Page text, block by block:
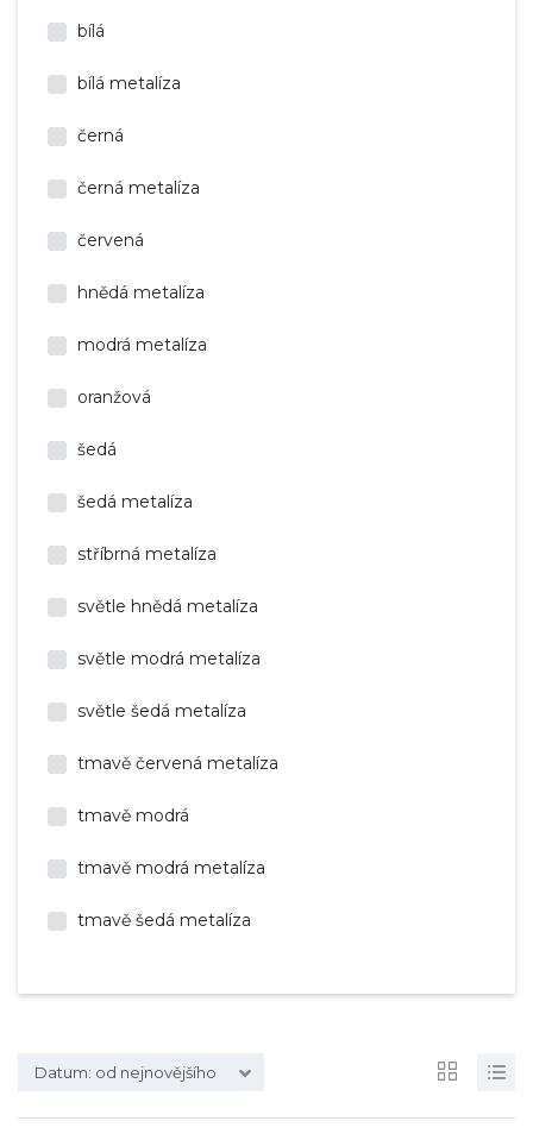
bílá
bílá metalíza
černá
černá metalíza
červená
hnědá metalíza
modrá metalíza
oranžová
šedá
šedá metalíza
stříbrná metalíza
světle hnědá metalíza
světle modrá metalíza
světle šedá metalíza
tmavě červená metalíza
tmavě modrá
tmavě modrá metalíza
tmavě šedá metalíza
Datum: od nejnovějšího